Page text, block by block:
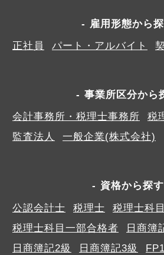
雇用形態から
正社員
パート・アルバイト
事業所区分から
会計事務所・税理士事務所
税
監査法人
一般企業(株式会社)
資格から探す
公認会計士
税理士
税理士科
税理士科目一部合格者
日商簿
日商簿記2級
日商簿記3級